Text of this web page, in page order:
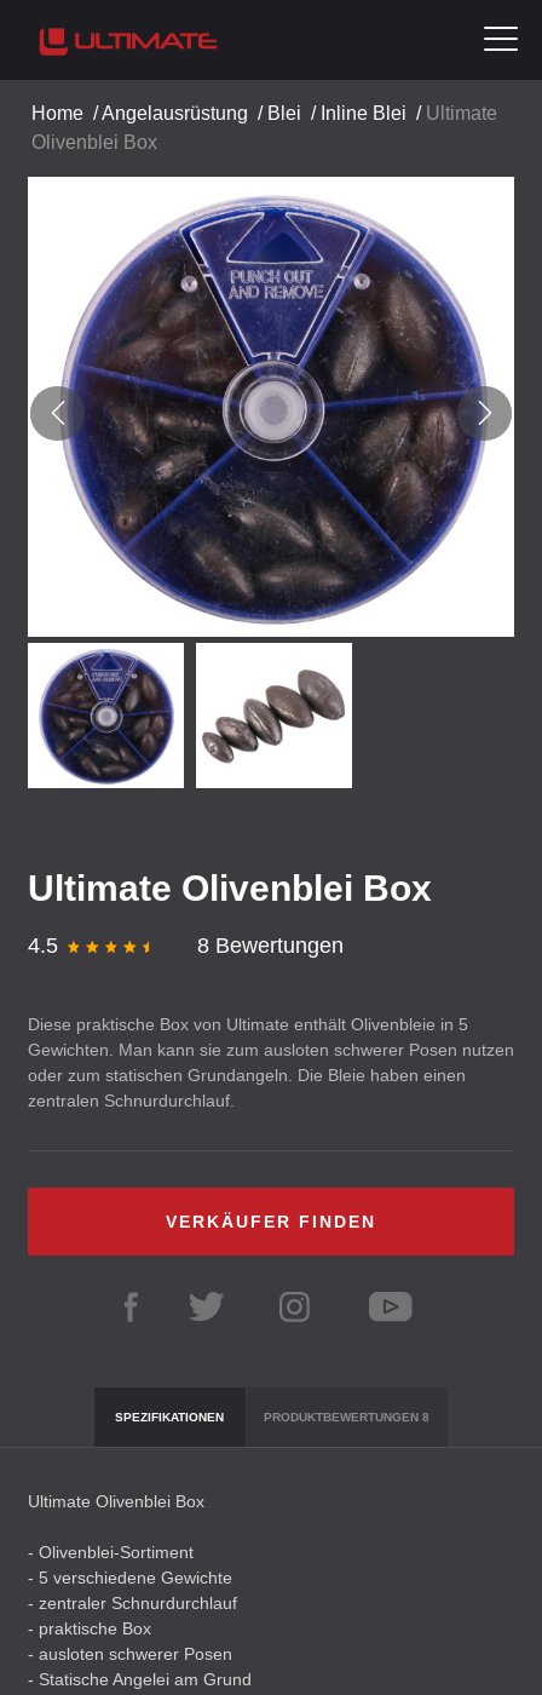
Home /Angelausrüstung / Blei / Inline Blei / Ultimate
Olivenblei Box
Ultimate Olivenblei Box
4.5 8 Bewertungen
Diese praktische Box von Ultimate enthält Olivenbleie in 5
Gewichten. Man kann sie zum ausloten schwerer Posen nutzen
oder zum statischen Grundangeln. Die Bleie haben einen
zentralen Schnurdurchlauf.
VERKÄUFER FINDEN
SPEZIFIKATIONEN PRODUKTBEWERTUNGEN8
Ultimate Olivenblei Box
- Olivenblei-Sortiment
- 5 verschiedene Gewichte
- zentraler Schnurdurchlauf
- praktische Box
- ausloten schwerer Posen
- Statische Angelei am Grund